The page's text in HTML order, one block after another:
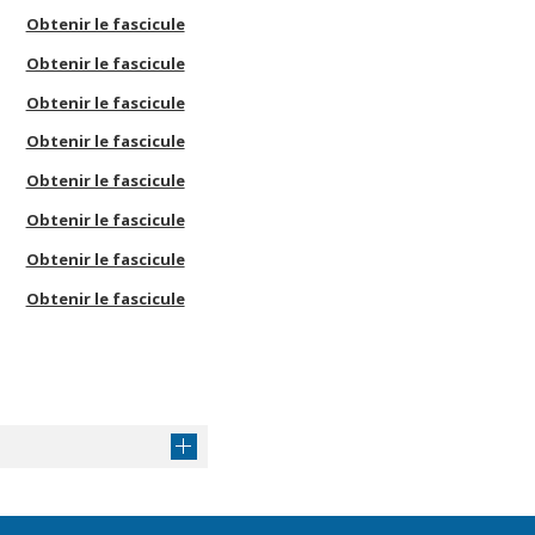
Obtenir le fascicule
Obtenir le fascicule
Obtenir le fascicule
Obtenir le fascicule
Obtenir le fascicule
Obtenir le fascicule
Obtenir le fascicule
Obtenir le fascicule